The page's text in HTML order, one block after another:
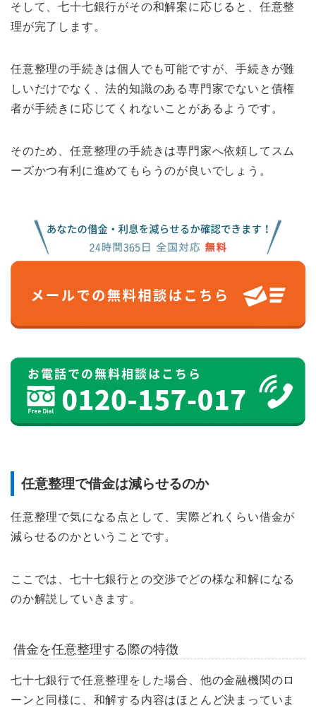
そして、七十七銀行がその和解案に応じると、任意整
理が完了します。
任意整理の手続きは個人でも可能ですが、手続きが難
しいだけでなく、法的知識のある専門家でないと債権
者が手続きに応じてくれないことがあるようです。
そのため、任意整理の手続きは専門家へ依頼してスム
ーズかつ有利に進めてもらうのが良いでしょう。
任意整理で借金は減らせるのか
任意整理で気になる点として、実際どれくらい借金が
減らせるのかということです。
ここでは、七十七銀行との交渉でどの様な和解になる
のか解説していきます。
借金を任意整理する際の特徴
七十七銀行で任意整理をした場合、他の金融機関のロ
ーンと同様に、和解する内容はほとんど決まっていま